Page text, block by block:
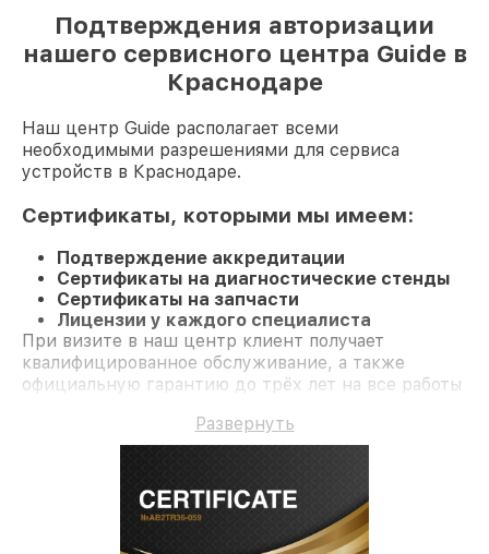
Подтверждения авторизации
нашего сервисного центра Guide в
Краснодаре
Наш центр Guide располагает всеми
необходимыми разрешениями для сервиса
устройств в Краснодаре.
Сертификаты, которыми мы имеем:
Подтверждение аккредитации
Сертификаты на диагностические стенды
Сертификаты на запчасти
Лицензии у каждого специалиста
При визите в наш центр клиент получает
квалифицированное обслуживание, а также
официальную гарантию до трёх лет на все работы
Развернуть